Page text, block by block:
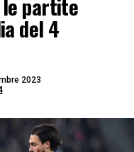
le partite
del 4
2023